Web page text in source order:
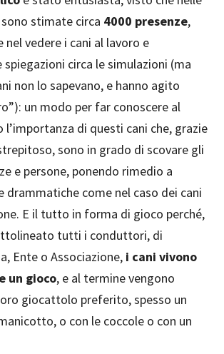
stimate circa 4000 presenze,
vedere i cani al lavoro e
spiegazioni circa le simulazioni (ma
non lo sapevano, e hanno agito
un modo per far conoscere al
l’importanza di questi cani che, grazie
sono in grado di scovare gli
e persone, ponendo rimedio a
drammatiche come nel caso dei cani
E il tutto in forma di gioco perché,
tutti i conduttori, di
Ente o Associazione, i cani vivono
un gioco, e al termine vengono
giocattolo preferito, spesso un
o con le coccole o con un